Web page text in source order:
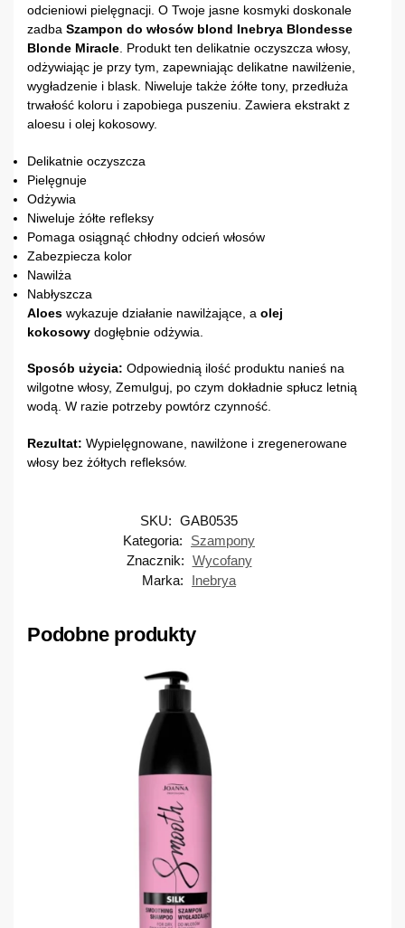
odcieniowi pielęgnacji. O Twoje jasne kosmyki doskonale
zadba Szampon do włosów blond Inebrya Blondesse
Blonde Miracle. Produkt ten delikatnie oczyszcza włosy,
odżywiając je przy tym, zapewniając delikatne nawilżenie,
wygładzenie i blask. Niweluje także żółte tony, przedłuża
trwałość koloru i zapobiega puszeniu. Zawiera ekstrakt z
aloesu i olej kokosowy.
Delikatnie oczyszcza
Pielęgnuje
Odżywia
Niweluje żółte refleksy
Pomaga osiągnąć chłodny odcień włosów
Zabezpiecza kolor
Nawilża
Nabłyszcza
Aloes wykazuje działanie nawilżające, a olej
kokosowy dogłębnie odżywia.
Sposób użycia: Odpowiednią ilość produktu nanieś na
wilgotne włosy, Zemulguj, po czym dokładnie spłucz letnią
wodą. W razie potrzeby powtórz czynność.
Rezultat: Wypielęgnowane, nawilżone i zregenerowane
włosy bez żółtych refleksów.
SKU: GAB0535
Kategoria:
Szampony
Znacznik: Wycofany
Marka:
Inebrya
Podobne produkty